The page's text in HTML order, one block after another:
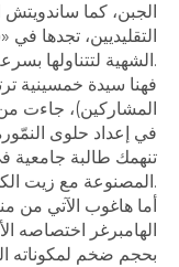
الجبن، كما
التقليديين، تجدها
الشهية لتتناولها بسرعة.
فهنا سيدة خمسينية
المشاركين)، جاءت من
في إعداد حلوى
تنهمك طالبة جامعية
المصنوعة مع زيت الكماءة والصعتر البلدي.
أما هاغوب الآتي
الهامبرغر اختصاصه
بحجم ضخم لمكوناته